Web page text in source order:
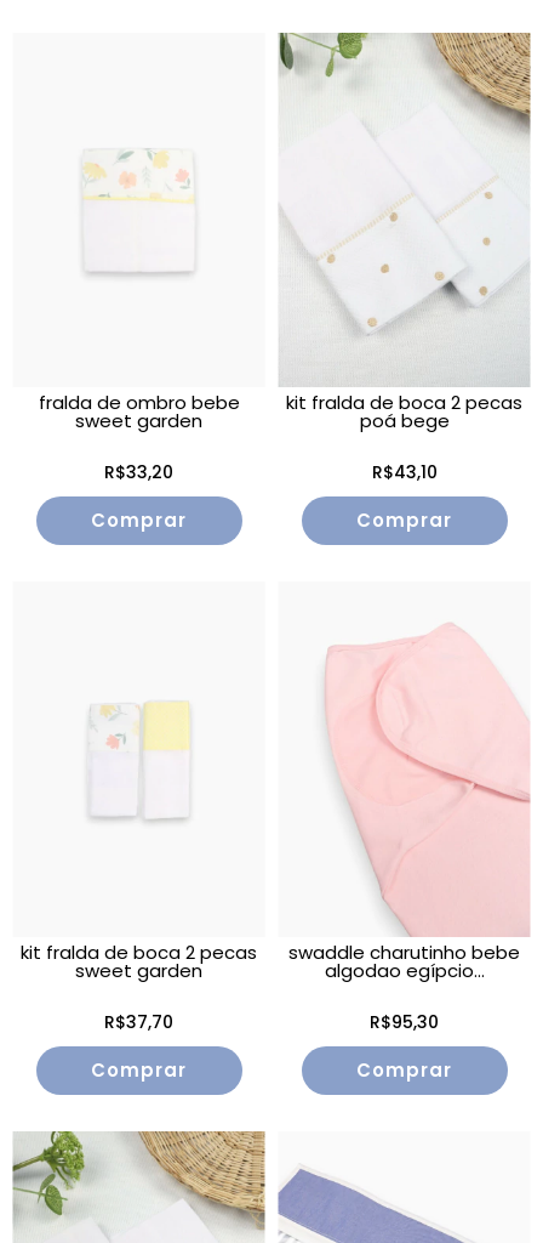
fralda de ombro bebe
sweet garden
R$33,20
kit fralda de boca 2 pecas
poá bege
R$43,10
kit fralda de boca 2 pecas
sweet garden
R$37,70
swaddle charutinho bebe
algodao egípcio...
R$95,30